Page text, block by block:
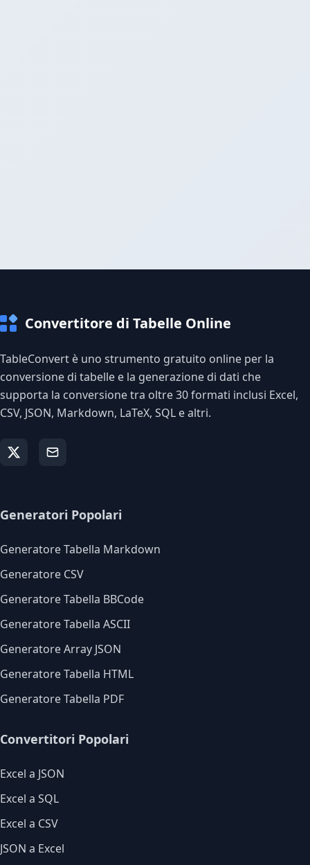
Convertitore di Tabelle Online
TableConvert è uno strumento gratuito online per la
conversione di tabelle e la generazione di dati che
supporta la conversione tra oltre 30 formati inclusi Excel,
CSV, JSON, Markdown, LaTeX, SQL e altri.
Generatori Popolari
Generatore Tabella Markdown
Generatore CSV
Generatore Tabella BBCode
Generatore Tabella ASCII
Generatore Array JSON
Generatore Tabella HTML
Generatore Tabella PDF
Convertitori Popolari
Excel a JSON
Excel a SQL
Excel a CSV
JSON a Excel